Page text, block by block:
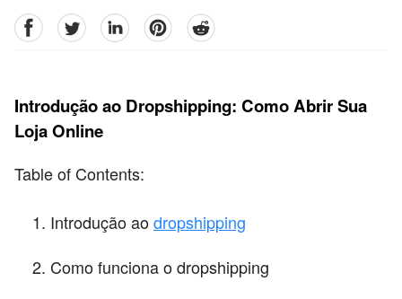
facebookTwitter linkedinpinterestreddit
Introdução ao Dropshipping: Como Abrir Sua
Loja Online
Table of Contents:
Introdução aodropshipping
Como funciona o dropshipping